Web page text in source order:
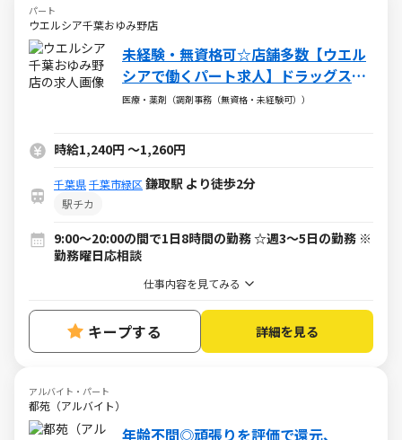
パート
ウエルシア千葉おゆみ野店
未経験・無資格可☆店舗多数【ウエル
シアで働くパート求人】ドラッグスト
アの調剤事務
医療・薬剤（調剤事務（無資格・未経験可））
時給1,240円 ～1,260円
千葉県千葉市緑区 鎌取駅 より徒歩2分
駅チカ
9:00～20:00の間で1日8時間の勤務 ☆週3～5日の勤務 ※
勤務曜日応相談
仕事内容を見てみる
キープする 詳細を見る
アルバイト・パート
都苑（アルバイト）
年齢不問◎頑張りを評価で還元、